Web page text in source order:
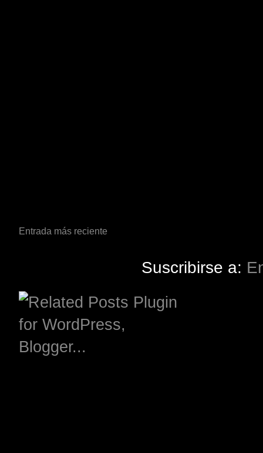
Entrada más reciente
Suscribirse a: